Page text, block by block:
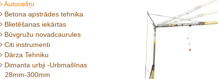
Autoceltņi
Betona apstrādes tehnika
Blietēšanas iekārtas
Būvgružu novadcaurules
Citi instrumenti
Dārza Tehniku
Dimanta urbji -Urbmašīnas
28mm-300mm